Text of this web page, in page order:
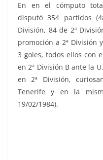
En en el cómputo
disputó 354 partidos
División, 84 de 2ª
promoción a 2ª División
3 goles, todos ellos con
en 2ª División B ante la
en 2ª División,
Tenerife y en la
19/02/1984).